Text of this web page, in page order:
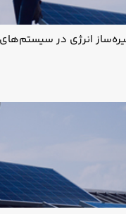
انرژی در